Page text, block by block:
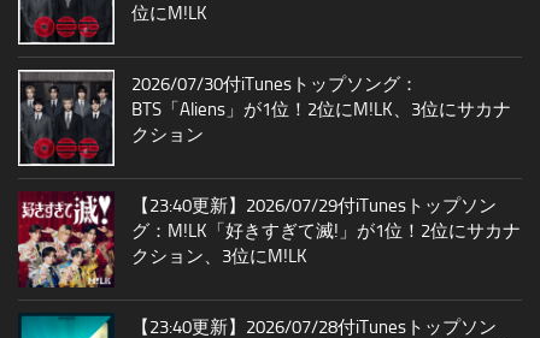
位にM!LK
2026/07/30付iTunesトップソング：
BTS「Aliens」が1位！2位にM!LK、3位にサカナ
クション
【23:40更新】2026/07/29付iTunesトップソン
グ：M!LK「好きすぎて滅!」が1位！2位にサカナ
クション、3位にM!LK
【23:40更新】2026/07/28付iTunesトップソン